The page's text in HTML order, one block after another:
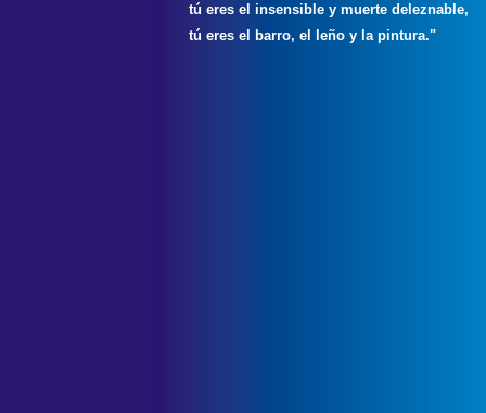
tú eres el insensible y muerte deleznable,
tú eres el barro, el leño y la pintura."